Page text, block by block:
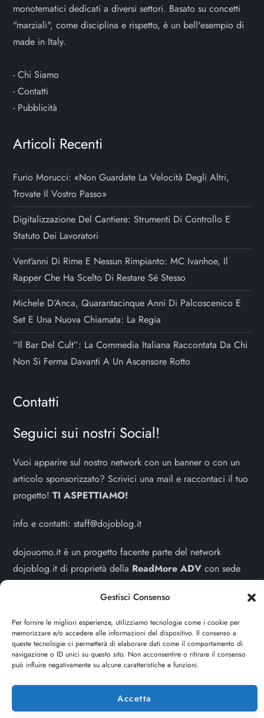
Gestisci Consenso
Per fornire le migliori esperienze, utilizziamo tecnologie come i cookie per
memorizzare e/o accedere alle informazioni del dispositivo. Il consenso a
queste tecnologie ci permetterà di elaborare dati come il comportamento di
navigazione o ID unici su questo sito. Non acconsentire o ritirare il consenso
può influire negativamente su alcune caratteristiche e funzioni.
Accetta
monotematici dedicati a diversi settori. Basato su concetti
"marziali", come disciplina e rispetto, è un bell'esempio di
made in Italy.
-Chi Siamo
-Contatti
- Pubblicità
Articoli Recenti
Furio Morucci: «Non Guardate La Velocità Degli Altri,
Trovate Il Vostro Passo»
Digitalizzazione Del Cantiere: Strumenti Di Controllo E
Statuto Dei Lavoratori
Vent’anni Di Rime E Nessun Rimpianto: MC Ivanhoe, Il
Rapper Che Ha Scelto Di Restare Sé Stesso
Michele D’Anca, Quarantacinque Anni Di Palcoscenico E
Set E Una Nuova Chiamata: La Regia
“Il Bar Del Cult”: La Commedia Italiana Raccontata Da Chi
Non Si Ferma Davanti A Un Ascensore Rotto
Contatti
Seguici sui nostri Social!
Vuoi apparire sul nostro network con un banner o con un
articolo sponsorizzato? Scrivici una mail e raccontaci il tuo
progetto!TI ASPETTIAMO!
info e contatti:staff@dojoblog.it
dojouomo.it è un progetto facente parte del network
dojoblog.it di proprietà della ReadMore ADV con sede
Sitemap-Privacy Policy -Cookie Policy
Cerca